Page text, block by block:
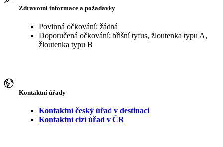
Zdravotní informace a požadavky
Povinná očkování: žádná
Doporučená očkování: břišní tyfus, žloutenka typu A,
žloutenka typu B
Kontaktní úřady
Kontaktní český úřad v destinaci
Kontaktní cizí úřad v ČR